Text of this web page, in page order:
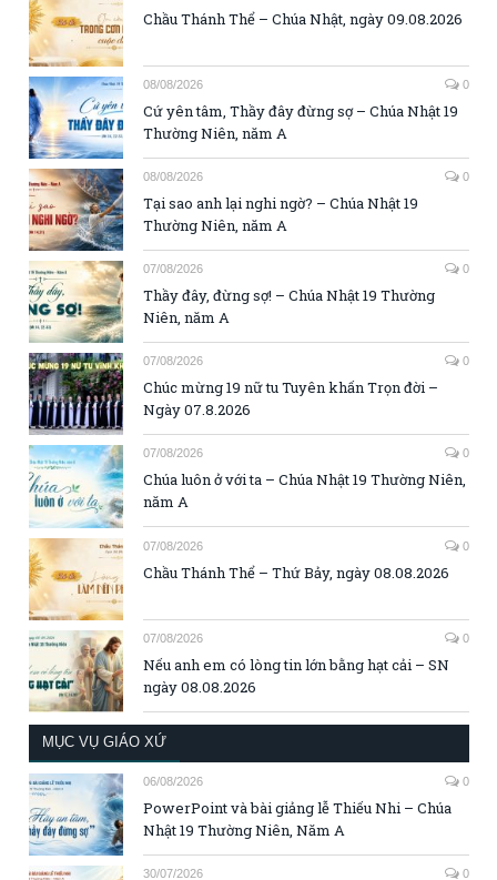
Chầu Thánh Thể – Chúa Nhật, ngày 09.08.2026
08/08/2026 0
Cứ yên tâm, Thầy đây đừng sợ – Chúa Nhật 19
Thường Niên, năm A
08/08/2026 0
Tại sao anh lại nghi ngờ? – Chúa Nhật 19
Thường Niên, năm A
07/08/2026 0
Thầy đây, đừng sợ! – Chúa Nhật 19 Thường
Niên, năm A
07/08/2026 0
Chúc mừng 19 nữ tu Tuyên khấn Trọn đời –
Ngày 07.8.2026
07/08/2026 0
Chúa luôn ở với ta – Chúa Nhật 19 Thường Niên,
năm A
07/08/2026 0
Chầu Thánh Thể – Thứ Bảy, ngày 08.08.2026
07/08/2026 0
Nếu anh em có lòng tin lớn bằng hạt cải – SN
ngày 08.08.2026
MỤC VỤ GIÁO XỨ
06/08/2026 0
PowerPoint và bài giảng lễ Thiếu Nhi – Chúa
Nhật 19 Thường Niên, Năm A
30/07/2026 0